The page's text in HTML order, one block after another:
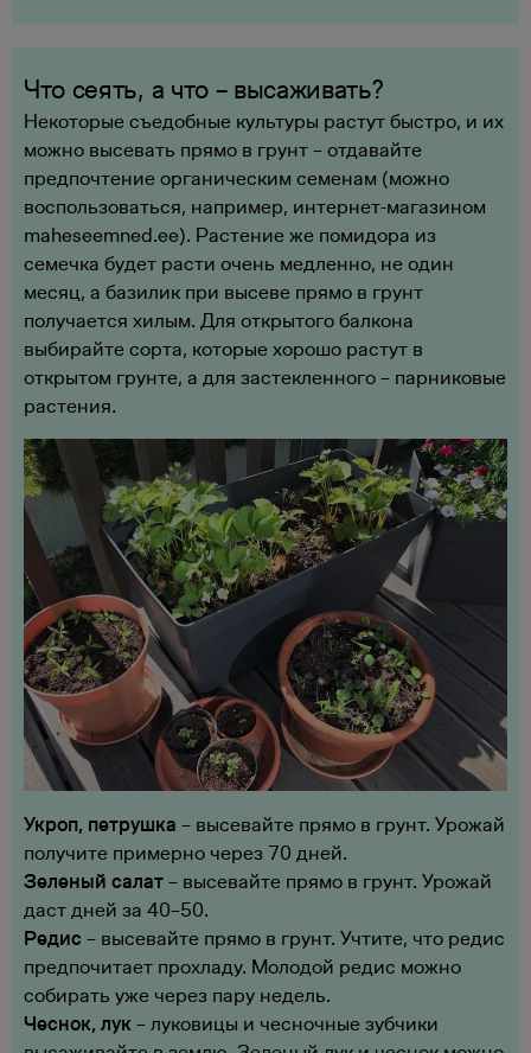
Что сеять, а что – высаживать?
Некоторые съедобные культуры растут быстро, и их
можно высевать прямо в грунт – отдавайте
предпочтение органическим семенам (можно
воспользоваться, например, интернет-магазином
maheseemned.ee). Растение же помидора из
семечка будет расти очень медленно, не один
месяц, а базилик при высеве прямо в грунт
получается хилым. Для открытого балкона
выбирайте сорта, которые хорошо растут в
открытом грунте, а для застекленного – парниковые
растения.
Укроп, петрушка – высевайте прямо в грунт. Урожай
получите примерно через 70 дней.
Зеленый салат – высевайте прямо в грунт. Урожай
даст дней за 40–50.
Редис – высевайте прямо в грунт. Учтите, что редис
предпочитает прохладу. Молодой редис можно
собирать уже через пару недель.
Чеснок, лук – луковицы и чесночные зубчики